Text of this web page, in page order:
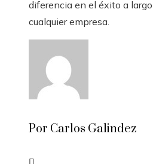
diferencia en el éxito a
cualquier empresa.
Por Carlos Galindez